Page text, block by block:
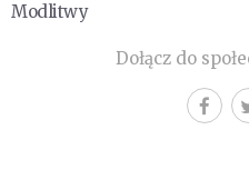
Modlitwy
Dołącz do